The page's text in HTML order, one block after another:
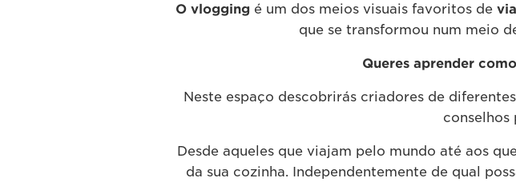
O vloggingé um dos meios visuais favoritos de
que se transformou num meio
Queres aprender
Neste espaço descobrirás criadores de
conselhos
Desde aqueles que viajam pelo mundo até aos
da sua cozinha. Independentemente de qual